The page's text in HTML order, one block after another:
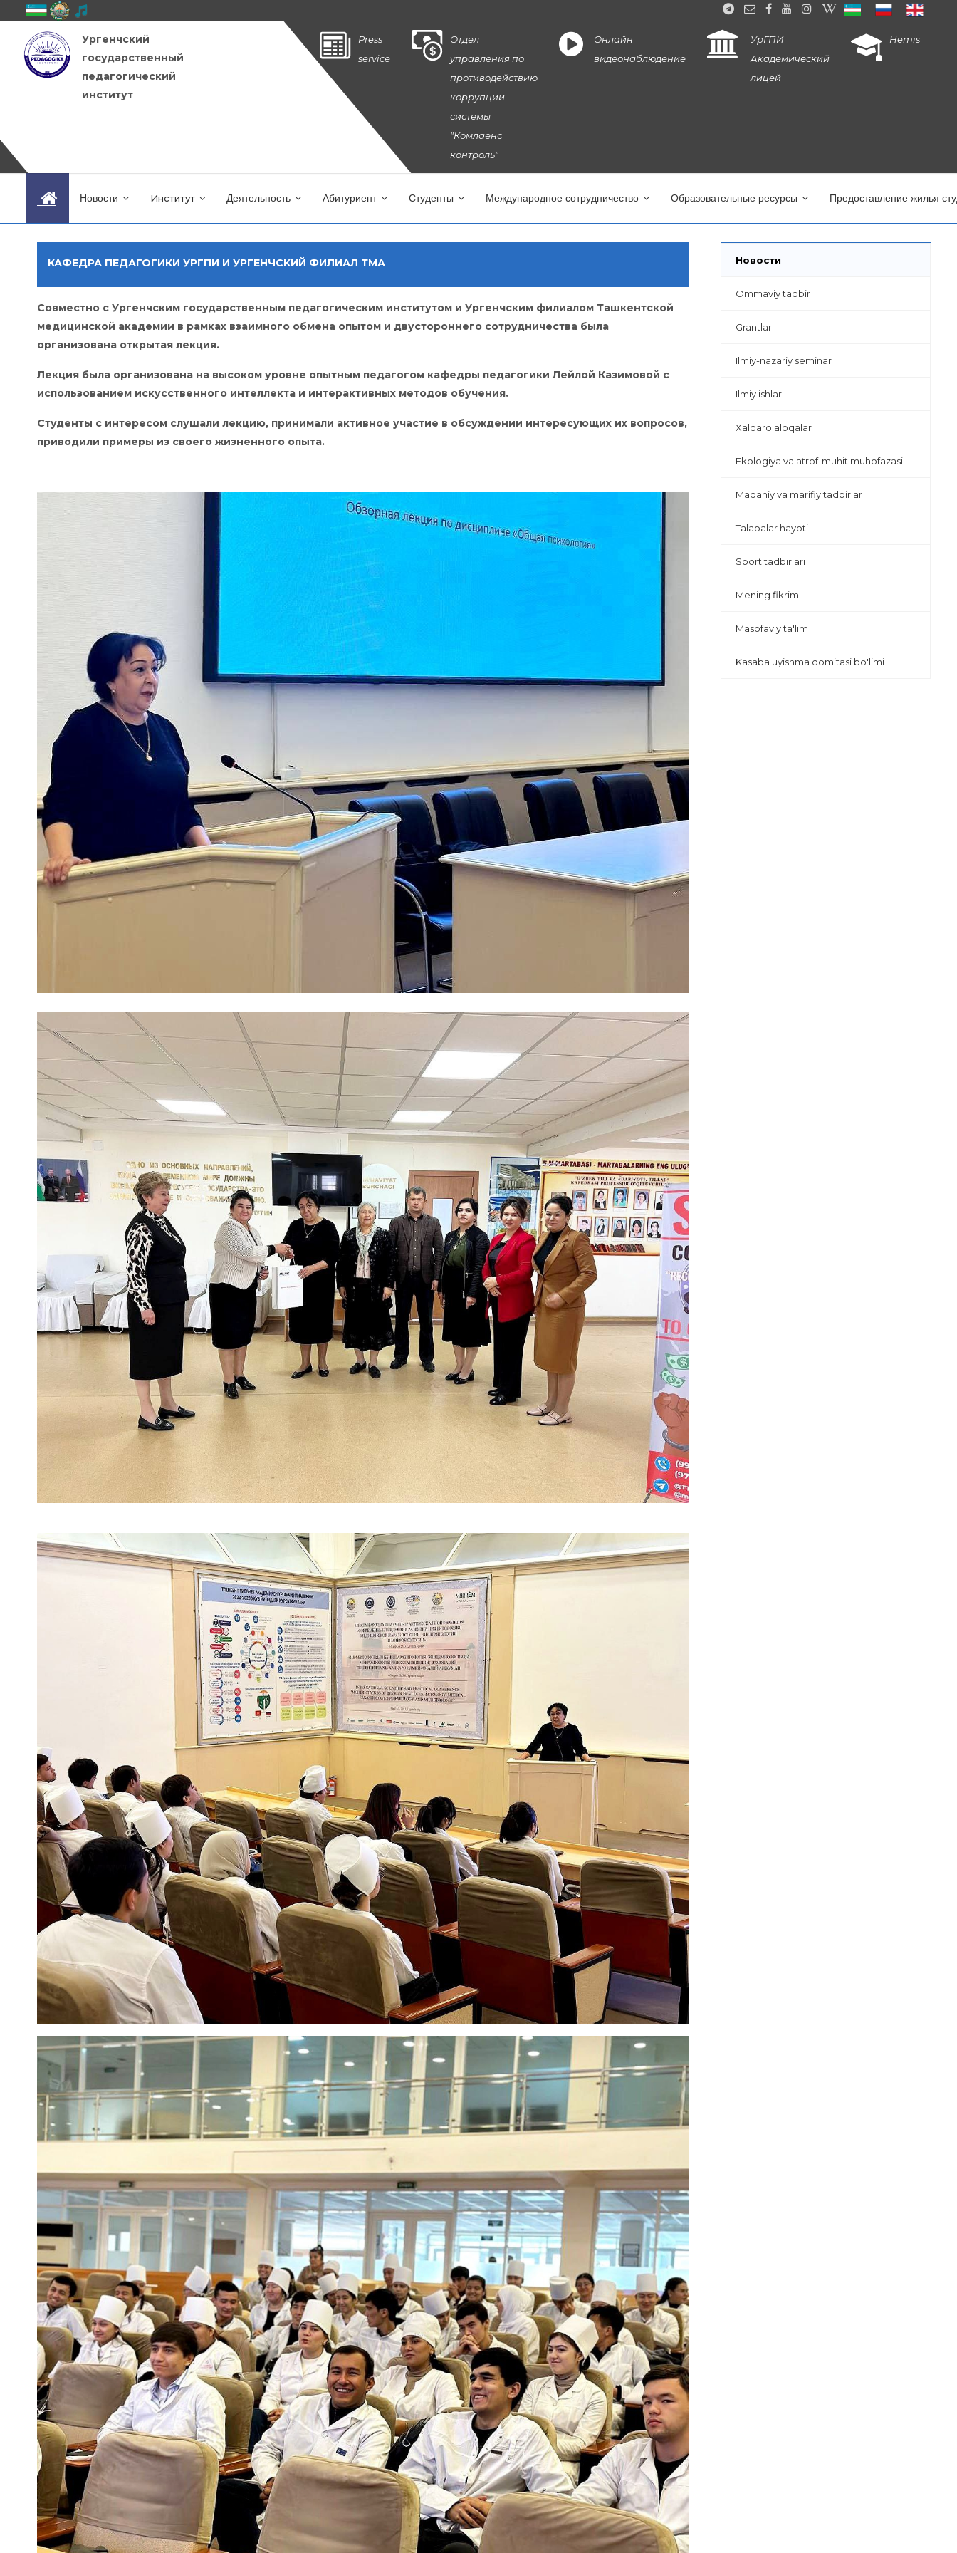
Ургенчский
государственный
педагогический
институт
Press
service
Отдел
управления по
противодействию
коррупции
системы
"Комлаенс
контроль"
Онлайн
видеонаблюдение
УрГПИ
Академический
лицей
Hemis
Новости Институт Деятельность Абитуриент Студенты Международное сотрудничество Образовательные ресурсы Предоставление жилья
КАФЕДРА ПЕДАГОГИКИ УРГПИ И УРГЕНЧСКИЙ ФИЛИАЛ ТМА
Совместно с Ургенчским государственным педагогическим институтом и Ургенчским филиалом Ташкентской
медицинской академии в рамках взаимного обмена опытом и двустороннего сотрудничества была
организована открытая лекция.
Лекция была организована на высоком уровне опытным педагогом кафедры педагогики Лейлой Казимовой с
использованием искусственного интеллекта и интерактивных методов обучения.
Студенты с интересом слушали лекцию, принимали активное участие в обсуждении интересующих их вопросов,
приводили примеры из своего жизненного опыта.
Новости
Ommaviy tadbir
Grantlar
Ilmiy-nazariy seminar
Ilmiy ishlar
Xalqaro aloqalar
Ekologiya va atrof-muhit muhofazasi
Madaniy va marifiy tadbirlar
Talabalar hayoti
Sport tadbirlari
Mening fikrim
Masofaviy ta'lim
Kasaba uyishma qomitasi bo'limi